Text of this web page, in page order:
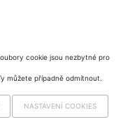
Extrifit pro
při tréninku se
cookie jsou nezbytné pro
můžete případně odmítnout.
NASTAVENÍ COOKIES